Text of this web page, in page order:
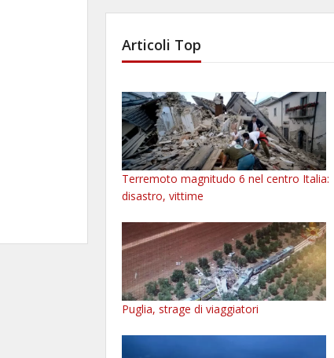
Articoli Top
Terremoto magnitudo 6 nel centro Italia:
disastro, vittime
Puglia, strage di viaggiatori